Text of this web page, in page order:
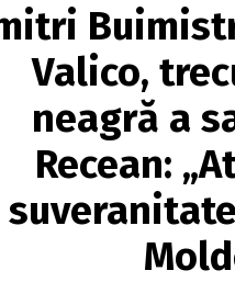
Valico,
neagră a
Recean: